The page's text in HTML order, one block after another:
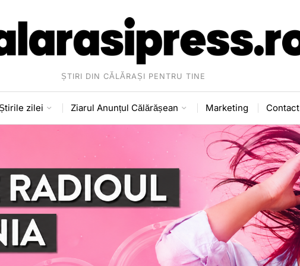
ȘTIRI DIN CĂLĂRAȘI PENTRU TINE
zilei Ziarul Anunțul Călărășean Marketing Contact